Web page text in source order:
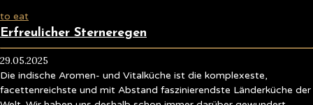
to eat
Erfreulicher Sterneregen
29.05.2025
Die indische Aromen- und Vitalküche ist die komplexeste,
facettenreichste und mit Abstand faszinierendste Länderküche der